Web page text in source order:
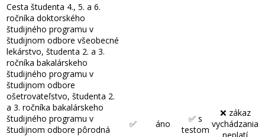
Cesta študenta 4., 5. a 6.
ročníka doktorského
študijného programu v
študijnom odbore všeobecné
lekárstvo, študenta 2. a 3.
ročníka bakalárskeho
študijného programu v
študijnom odbore
ošetrovateľstvo, študenta 2.
a 3. ročníka bakalárskeho
študijného programu v
študijnom odbore pôrodná
✅ áno
✅ s
testom
❌ zákaz
vychádzania